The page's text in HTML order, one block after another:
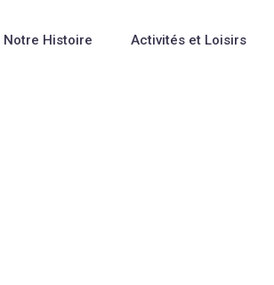
Notre Histoire Activités et Loisirs